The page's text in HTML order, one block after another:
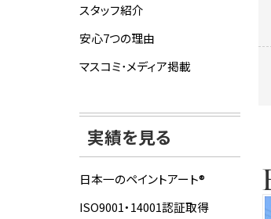
スタッフ紹介
安心7つの理由
マスコミ･メディア掲載
実績を見る
日本一のペイントアート®
ISO9001・14001認証取得